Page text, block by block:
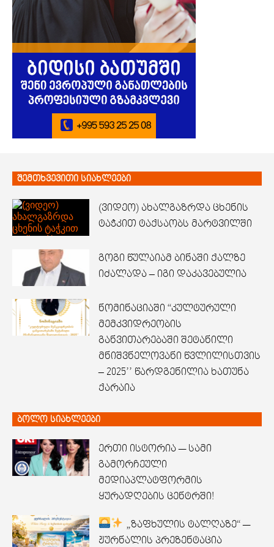
შემთხვევითი სიახლეები
(ვიდეო) ახალგაზრდა ცხენის
ტაჭკით ტაქსაობს მარტვილში
გოგი წულაიამ ბინაში ქალზე
იძალადა – იგი დაკავებულია
ნომინაციაში “კულტურული
მემკვიდრეობის
განვითარებაში შეტანილი
მნიშვნელოვანი წვლილისთვის
– 2025’’ წარდგენილია ხათუნა
ქარაია
ბოლო სიახლეები
ერთი ისტორია — სამი
გამორჩეული
მედიაპლატფორმის
ყურადღების ცენტრში!
„ზაფხულის ტალღაზე“ —
ჟურნალის პრეზენტაცია